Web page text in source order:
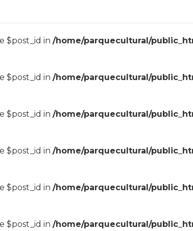
$post_id in/home/parquecultural/
$post_id in/home/parquecultural/
$post_id in/home/parquecultural/
$post_id in/home/parquecultural/
$post_id in/home/parquecultural/
$post_id in/home/parquecultural/